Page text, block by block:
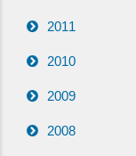
2011
2010
2009
2008